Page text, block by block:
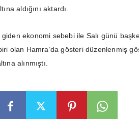
aldığını aktardı.
giden ekonomi sebebi ile Salı günü
olan Hamra’da gösteri düzenlenmiş
alınmıştı.